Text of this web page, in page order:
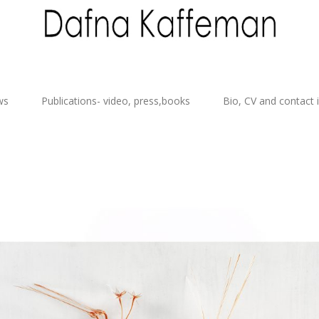
Bio, CV and contact
Publications- video, press,books